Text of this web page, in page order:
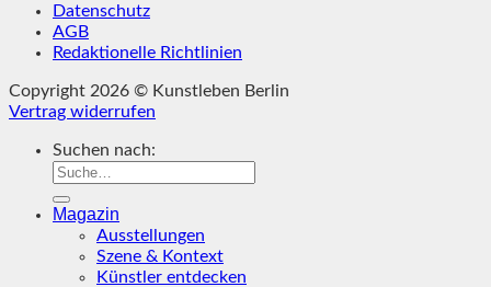
Datenschutz
AGB
Redaktionelle Richtlinien
Copyright 2026 © Kunstleben Berlin
Vertrag widerrufen
Suchen nach:
Magazin
Ausstellungen
Szene & Kontext
Künstler entdecken